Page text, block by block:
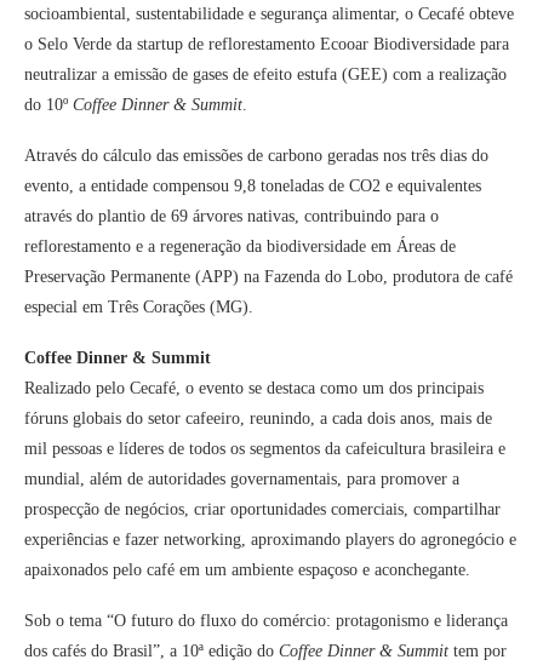
socioambiental, sustentabilidade e segurança alimentar, o Cecafé obteve
o Selo Verde da startup de reflorestamento Ecooar Biodiversidade para
neutralizar a emissão de gases de efeito estufa (GEE) com a realização
do 10º Coffee Dinner & Summit.
Através do cálculo das emissões de carbono geradas nos três dias do
evento, a entidade compensou 9,8 toneladas de CO2 e equivalentes
através do plantio de 69 árvores nativas, contribuindo para o
reflorestamento e a regeneração da biodiversidade em Áreas de
Preservação Permanente (APP) na Fazenda do Lobo, produtora de café
especial em Três Corações (MG).
Coffee Dinner & Summit
Realizado pelo Cecafé, o evento se destaca como um dos principais
fóruns globais do setor cafeeiro, reunindo, a cada dois anos, mais de
mil pessoas e líderes de todos os segmentos da cafeicultura brasileira e
mundial, além de autoridades governamentais, para promover a
prospecção de negócios, criar oportunidades comerciais, compartilhar
experiências e fazer networking, aproximando players do agronegócio e
apaixonados pelo café em um ambiente espaçoso e aconchegante.
Sob o tema “O futuro do fluxo do comércio: protagonismo e liderança
dos cafés do Brasil”, a 10ª edição do Coffee Dinner & Summit tem por